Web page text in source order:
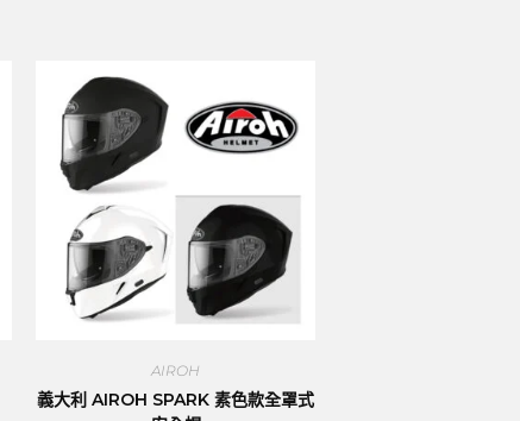
AIROH
義大利 AIROH SPARK 素色款全罩式